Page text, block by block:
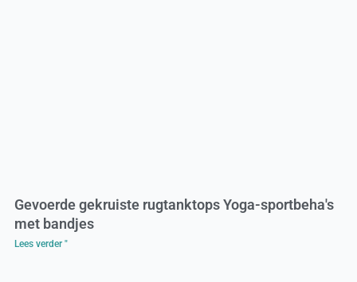
Gevoerde gekruiste rugtanktops Yoga-sportbeha's
met bandjes
Lees verder "